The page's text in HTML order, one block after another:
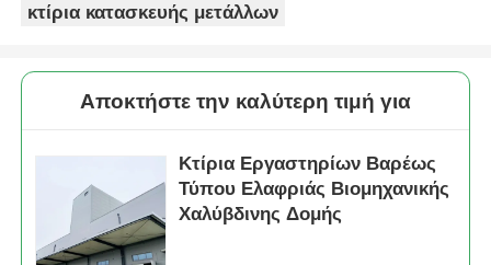
γραφείο δομής χάλυβα
Πτηνοτροφείο από χάλυβα
Πολυώροφη μεταλλική κατασκευή
Βιομηχανική μεταλλική κατασκευή
κτίρια κατασκευής μετάλλων
Αποκτήστε την καλύτερη τιμή για
Κτίρια Εργαστηρίων Βαρέως
Τύπου Ελαφριάς Βιομηχανικής
Χαλύβδινης Δομής